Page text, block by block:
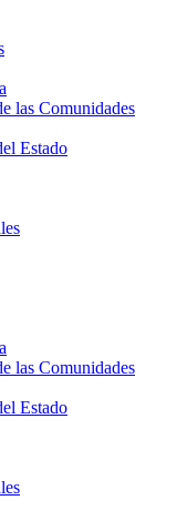
las Comunidades
Estado
las Comunidades
Estado